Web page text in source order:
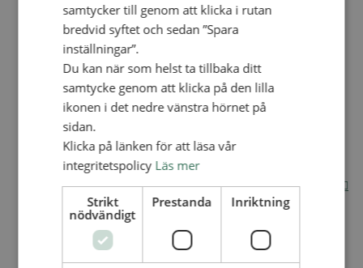
Nationella avdelningen
Nationella arbetsområden
Våra pionjära satsningar
Engagera dig nationellt
Ekumeniska året 2025
Internationellt
Utsända och arbeten
Engagera dig internationellt
Missionsinspiratörens verktygslåda
Entreprenörskap, företagande och Guds rike
Kontakt
Kalender
Lediga tjänster
samtycker till genom att klicka i rutan
bredvid syftet och sedan ”Spara
inställningar”.
Du kan när som helst ta tillbaka ditt
samtycke genom att klicka på den lilla
ikonen i det nedre vänstra hörnet på
sidan.
Klicka på länken för att läsa vår
integritetspolicy Läs mer
Strikt
nödvändigt
Prestanda Inriktning